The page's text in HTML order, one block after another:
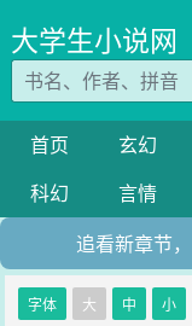
大学生小说网
首页 玄幻
科幻
言情
追看新章节
字体 大 中 小